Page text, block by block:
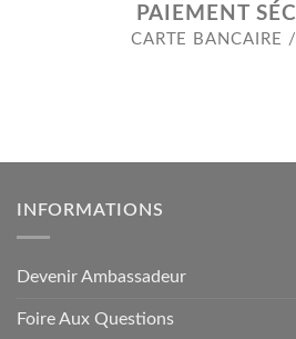
PAIEMENT
CARTE BANCAIRE /
INFORMATIONS
Devenir Ambassadeur
Foire Aux Questions